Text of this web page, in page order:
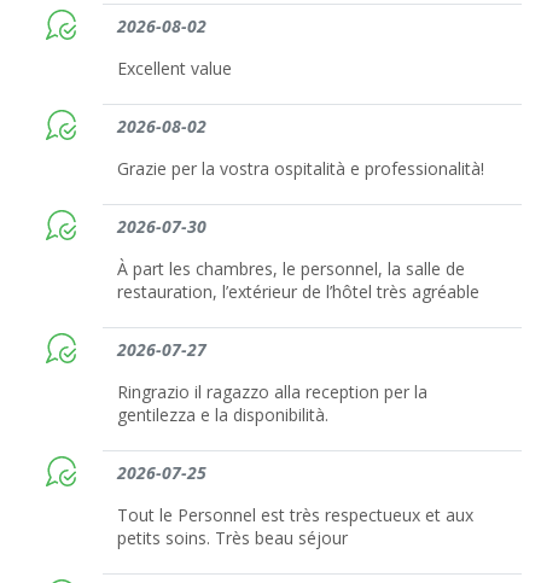
2026-08-02
Excellent value
2026-08-02
Grazie per la vostra ospitalità e professionalità!
2026-07-30
À part les chambres, le personnel, la salle de
restauration, l’extérieur de l’hôtel très agréable
2026-07-27
Ringrazio il ragazzo alla reception per la
gentilezza e la disponibilità.
2026-07-25
Tout le Personnel est très respectueux et aux
petits soins. Très beau séjour